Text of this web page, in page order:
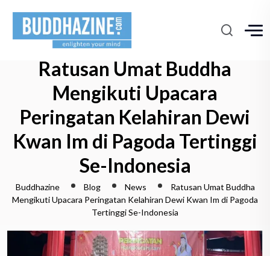
Ratusan Umat Buddha
Mengikuti Upacara
Peringatan Kelahiran Dewi
Kwan Im di Pagoda Tertinggi
Se-Indonesia
Buddhazine Blog News
Ratusan Umat Buddha
Mengikuti Upacara Peringatan Kelahiran Dewi Kwan Im di Pagoda
Tertinggi Se-Indonesia